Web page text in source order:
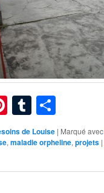
Pinterest
Tumblr
de Louise | Marqué avec
,maladie orpheline,projets |